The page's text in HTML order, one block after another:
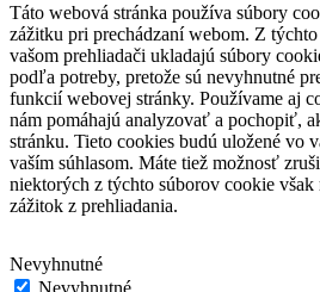
Táto webová stránka používa súbory
zážitku pri prechádzaní webom. Z
vašom prehliadači ukladajú súbory
podľa potreby, pretože sú nevyhnutné
funkcií webovej stránky. Používame aj
nám pomáhajú analyzovať a pochopiť,
stránku. Tieto cookies budú uložené vo
vaším súhlasom. Máte tiež možnosť
niektorých z týchto súborov cookie
zážitok z prehliadania.
Nevyhnutné
Nevyhnutné